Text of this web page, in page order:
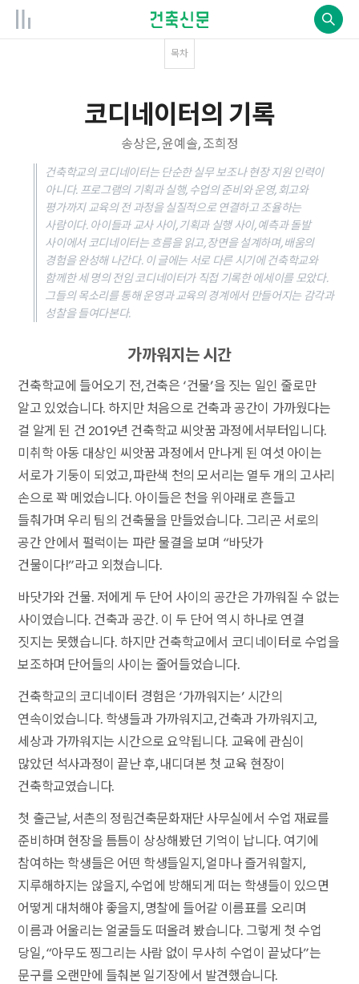
목차
코디네이터의 기록
송상은, 윤예솔, 조희정
건축학교의 코디네이터는 단순한 실무 보조나 현장 지원 인력이
아니다. 프로그램의 기획과 실행, 수업의 준비와 운영, 회고와
평가까지 교육의 전 과정을 실질적으로 연결하고 조율하는
사람이다. 아이들과 교사 사이, 기획과 실행 사이, 예측과 돌발
사이에서 코디네이터는 흐름을 읽고, 장면을 설계하며, 배움의
경험을 완성해 나간다. 이 글에는 서로 다른 시기에 건축학교와
함께한 세 명의 전임 코디네이터가 직접 기록한 에세이를 모았다.
그들의 목소리를 통해 운영과 교육의 경계에서 만들어지는 감각과
성찰을 들여다본다.
가까워지는 시간
건축학교에 들어오기 전, 건축은 ‘건물’을 짓는 일인 줄로만
알고 있었습니다. 하지만 처음으로 건축과 공간이 가까웠다는
걸 알게 된 건 2019년 건축학교 씨앗꿈 과정에서부터입니다.
미취학 아동 대상인 씨앗꿈 과정에서 만나게 된 여섯 아이는
서로가 기둥이 되었고, 파란색 천의 모서리는 열두 개의 고사리
손으로 꽉 메었습니다. 아이들은 천을 위아래로 흔들고
들춰가며 우리 팀의 건축물을 만들었습니다. 그리곤 서로의
공간 안에서 펄럭이는 파란 물결을 보며 “바닷가
건물이다!”라고 외쳤습니다.
바닷가와 건물. 저에게 두 단어 사이의 공간은 가까워질 수 없는
사이였습니다. 건축과 공간. 이 두 단어 역시 하나로 연결
짓지는 못했습니다. 하지만 건축학교에서 코디네이터로 수업을
보조하며 단어들의 사이는 줄어들었습니다.
건축학교의 코디네이터 경험은 ‘가까워지는’ 시간의
연속이었습니다. 학생들과 가까워지고, 건축과 가까워지고,
세상과 가까워지는 시간으로 요약됩니다. 교육에 관심이
많았던 석사과정이 끝난 후, 내디뎌본 첫 교육 현장이
건축학교였습니다.
첫 출근날, 서촌의 정림건축문화재단 사무실에서 수업 재료를
준비하며 현장을 틈틈이 상상해봤던 기억이 납니다. 여기에
참여하는 학생들은 어떤 학생들일지, 얼마나 즐거워할지,
지루해하지는 않을지, 수업에 방해되게 떠는 학생들이 있으면
어떻게 대처해야 좋을지, 명찰에 들어갈 이름표를 오리며
이름과 어울리는 얼굴들도 떠올려 봤습니다. 그렇게 첫 수업
당일, “아무도 찡그리는 사람 없이 무사히 수업이 끝났다”는
문구를 오랜만에 들춰본 일기장에서 발견했습니다.